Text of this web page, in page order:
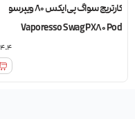
کارتریج سواگ پی ایکس 80 ویپرسو
Vaporesso Swag PX80 Pod
4.4